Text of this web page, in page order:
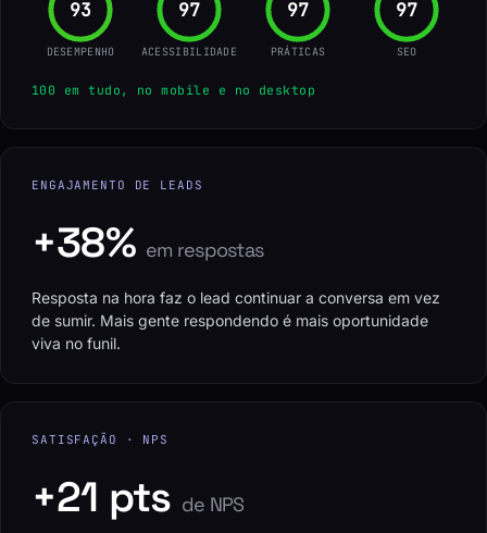
96
DESEMPENHO
100
ACESSIBILIDADE
100
PRÁTICAS
100
SEO
100 em tudo, no mobile e no desktop
ENGAJAMENTO DE LEADS
+38% em respostas
Resposta na hora faz o lead continuar a conversa em vez
de sumir. Mais gente respondendo é mais oportunidade
viva no funil.
SATISFAÇÃO · NPS
+21 pts de NPS